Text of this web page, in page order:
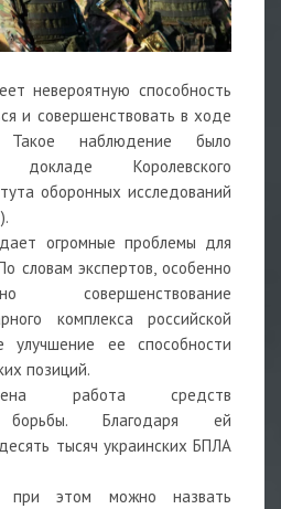
невероятную способность
и совершенствовать в ходе
Такое наблюдение было
Королевского
оборонных исследований
).
огромные проблемы для
словам экспертов, особенно
совершенствование
комплекса российской
улучшение ее способности
позиций.
работа средств
борьбы. Благодаря ей
тысяч украинских БПЛА
при этом можно назвать